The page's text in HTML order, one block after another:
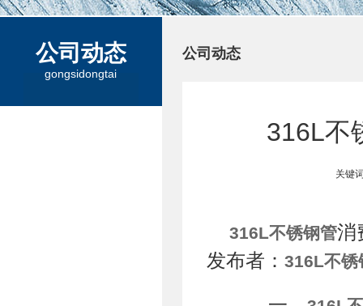
公司动态
gongsidongtai
公司动态
316L不
关键
316L不锈钢管消
发布者： 316L不锈